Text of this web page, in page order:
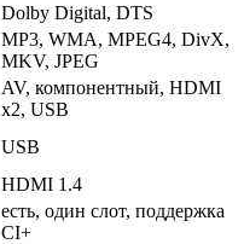
Dolby Digital, DTS
MP3, WMA, MPEG4, DivX,
MKV, JPEG
AV, компонентный, HDMI
x2, USB
USB
HDMI 1.4
есть, один слот, поддержка
CI+